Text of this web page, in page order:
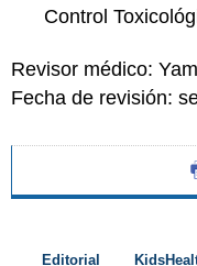
Control
Revisor médico:
Fecha de revisión:
Editorial